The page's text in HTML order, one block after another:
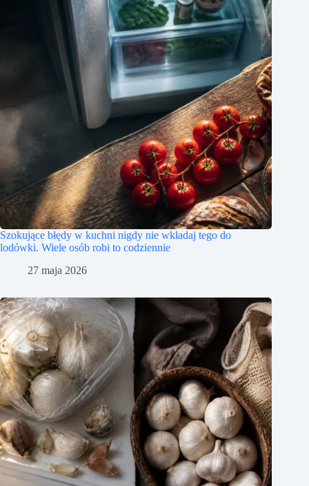
Szokujące błędy w kuchni nigdy nie wkładaj tego do
lodówki. Wiele osób robi to codziennie
27 maja 2026